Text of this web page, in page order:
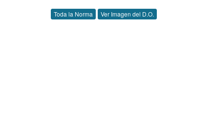
Toda la Norma Ver Imagen del D.O.